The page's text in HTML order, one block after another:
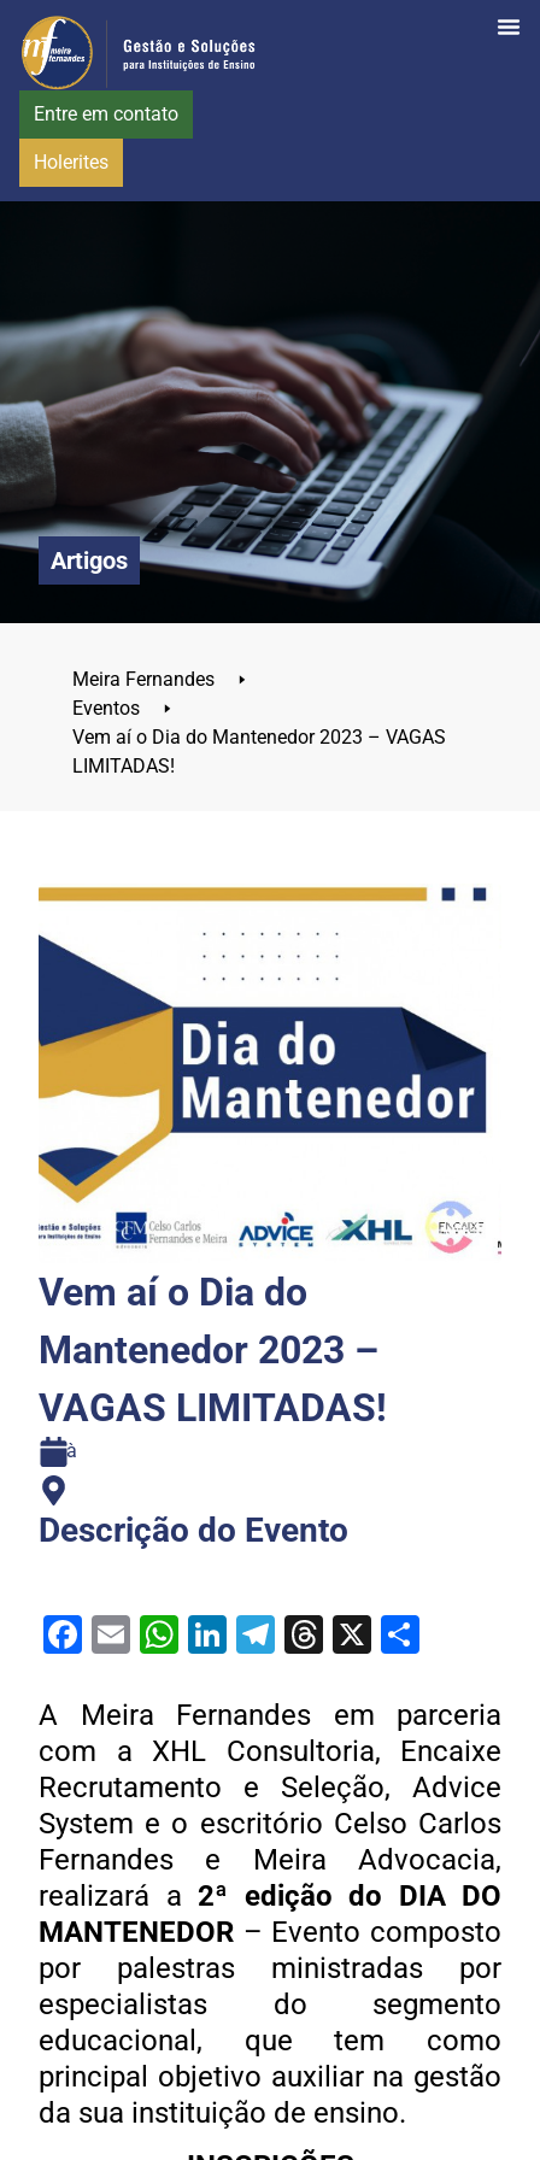
Entre em contato
Holerites
Artigos
Meira Fernandes
🢒
Eventos
🢒
Vem aí o Dia do Mantenedor 2023 – VAGAS
LIMITADAS!
Vem aí o Dia do
Mantenedor 2023 –
VAGAS LIMITADAS!
à
Descrição do Evento
Facebook
EmailWhatsApp
LinkedIn
Telegram
Threads
X
A Meira Fernandes em parceria
com a XHL Consultoria, Encaixe
Recrutamento e Seleção, Advice
System e o escritório Celso Carlos
Fernandes e Meira Advocacia,
realizará a 2ª edição do DIA DO
MANTENEDOR – Evento composto
por palestras ministradas por
especialistas do segmento
educacional, que tem como
principal objetivo auxiliar na gestão
da sua instituição de ensino.